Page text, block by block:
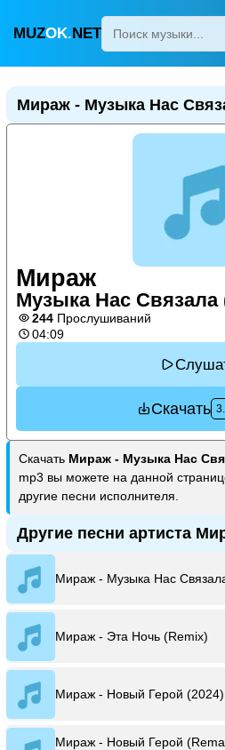
MUZOK.NET
Главная
Популярные
Узбекская
Украинская
Мираж - Музыка Нас
Мираж
Музыка Нас Связала
244 Прослушиваний
04:09
Скачать
Скачать Мираж - Музыка Нас
mp3 вы можете на данной
другие песни исполнителя.
Другие песни артиста
Мираж - Музыка Нас
Мираж - Эта Ночь (Remix)
Мираж - Новый Герой (2024)
Мираж - Новый Герой